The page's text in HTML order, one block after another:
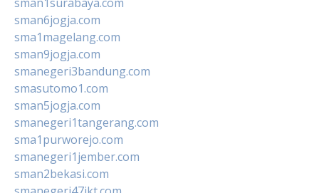
sman6jogja.com
sma1magelang.com
sman9jogja.com
smanegeri3bandung.com
smasutomo1.com
sman5jogja.com
smanegeri1tangerang.com
sma1purworejo.com
smanegeri1jember.com
sman2bekasi.com